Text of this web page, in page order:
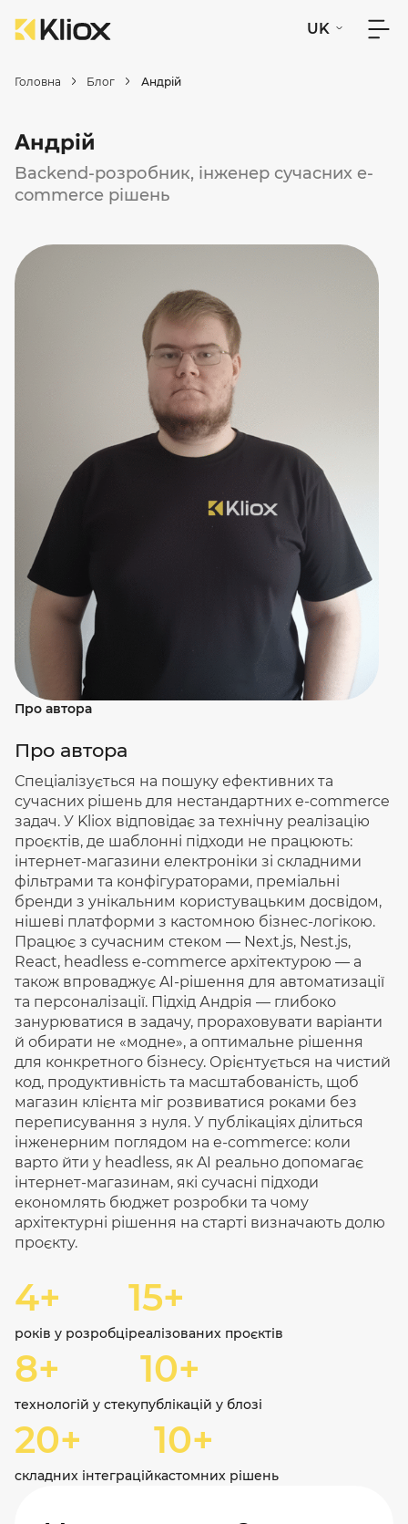
UK
Головна Блог Андрій
Андрій
Backend-розробник, інженер сучасних e-
commerce рішень
Про автора
Про автора
Спеціалізується на пошуку ефективних та
сучасних рішень для нестандартних e-commerce
задач. У Kliox відповідає за технічну реалізацію
проєктів, де шаблонні підходи не працюють:
інтернет-магазини електроніки зі складними
фільтрами та конфігураторами, преміальні
бренди з унікальним користувацьким досвідом,
нішеві платформи з кастомною бізнес-логікою.
Працює з сучасним стеком — Next.js, Nest.js,
React, headless e-commerce архітектурою — а
також впроваджує AI-рішення для автоматизації
та персоналізації. Підхід Андрія — глибоко
занурюватися в задачу, прораховувати варіанти
й обирати не «модне», а оптимальне рішення
для конкретного бізнесу. Орієнтується на чистий
код, продуктивність та масштабованість, щоб
магазин клієнта міг розвиватися роками без
переписування з нуля. У публікаціях ділиться
інженерним поглядом на e-commerce: коли
варто йти у headless, як AI реально допомагає
інтернет-магазинам, які сучасні підходи
економлять бюджет розробки та чому
архітектурні рішення на старті визначають долю
проєкту.
4+
років у розробці
15+
реалізованих проєктів
8+
технологій у стеку
10+
публікацій у блозі
20+
складних інтеграцій
10+
кастомних рішень